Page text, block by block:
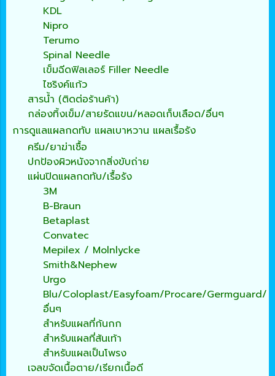
KDL
Nipro
Terumo
Spinal Needle
เข็มฉีดฟิลเลอร์ Filler Needle
ไซริงค์แก้ว
สารน้ำ (ติดต่อร้านค้า)
กล่องทิ้งเข็ม/สายรัดแขน/หลอดเก็บเลือด/อื่นๆ
การดูแลแผลกดทับ แผลเบาหวาน แผลเรื้อรัง
ครีม/ยาฆ่าเชื้อ
ปกป้องผิวหนังจากสิ่งขับถ่าย
แผ่นปิดแผลกดทับ/เรื้อรัง
3M
B-Braun
Betaplast
Convatec
Mepilex / Molnlycke
Smith&Nephew
Urgo
Blu/Coloplast/Easyfoam/Procare/Germguard/
อื่นๆ
สำหรับแผลที่ก้นกก
สำหรับแผลที่ส้นเท้า
สำหรับแผลเป็นโพรง
เจลขจัดเนื้อตาย/เรียกเนื้อดี